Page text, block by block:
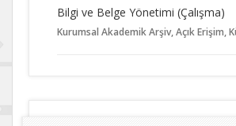
Bilgi ve Belge Yönetimi (Çalışma)
Kurumsal Akademik Arşiv, Açık Erişim,